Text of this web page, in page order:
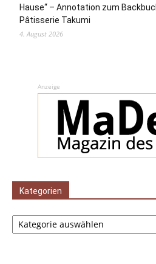
Hause“ – Annotation zum
Pâtisserie Takumi
4. August 2026
Anzeige
Kategorien
Kategorien